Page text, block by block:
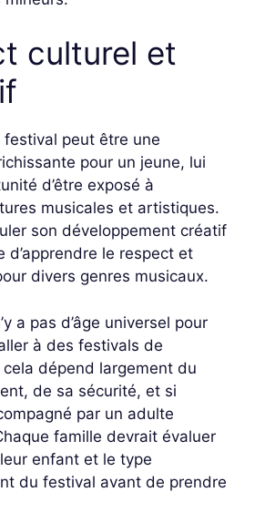
culturel et
festival peut être une
pour un jeune, lui
d’être exposé à
musicales et artistiques.
son développement créatif
d’apprendre le respect et
divers genres musicaux.
a pas d’âge universel pour
à des festivals de
dépend largement du
de sa sécurité, et si
par un adulte
famille devrait évaluer
enfant et le type
du festival avant de prendre